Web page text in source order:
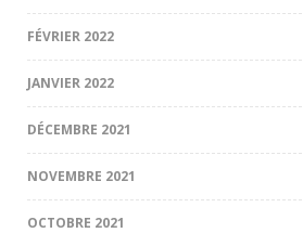
FÉVRIER 2022
JANVIER 2022
DÉCEMBRE 2021
NOVEMBRE 2021
OCTOBRE 2021